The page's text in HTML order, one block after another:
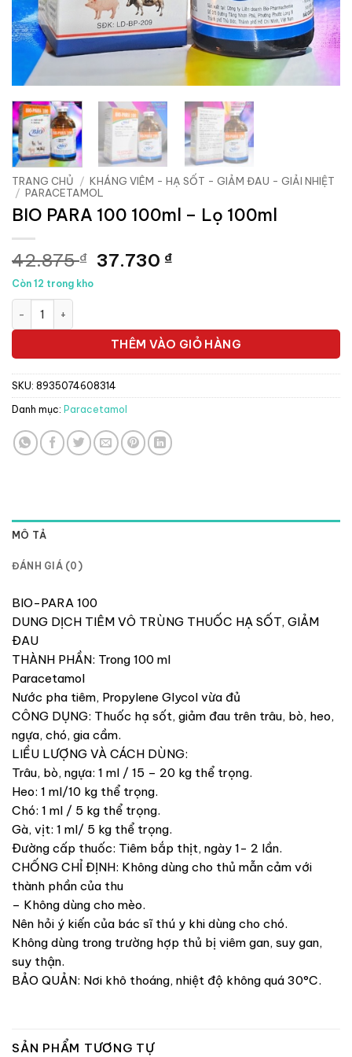
TRANG CHỦ / KHÁNG VIÊM - HẠ SỐT - GIẢM ĐAU - GIẢI NHIỆT
/ PARACETAMOL
BIO PARA 100 100ml – Lọ 100ml
42.875₫ Giá
37.730 ₫Giá
37.730 ₫.
Còn 12 trong kho
THÊM VÀO GIỎ HÀNG
SKU: 8935074608314
Danh mục: Paracetamol
MÔ TẢ
ĐÁNH GIÁ (0)
BIO-PARA 100
DUNG DỊCH TIÊM VÔ TRÙNG THUỐC HẠ SỐT, GIẢM
ĐAU
THÀNH PHẦN: Trong 100 ml
Paracetamol
Nước pha tiêm, Propylene Glycol vừa đủ
CÔNG DỤNG: Thuốc hạ sốt, giảm đau trên trâu, bò, heo,
ngựa, chó, gia cầm.
LIỀU LƯỢNG VÀ CÁCH DÙNG:
Trâu, bò, ngựa: 1 ml / 15 – 20 kg thể trọng.
Heo: 1 ml/10 kg thể trọng.
Chó: 1 ml / 5 kg thể trọng.
Gà, vịt: 1 ml/ 5 kg thể trọng.
Đường cấp thuốc: Tiêm bắp thịt, ngày 1- 2 lần.
CHỐNG CHỈ ĐỊNH: Không dùng cho thủ mẫn cảm với
thành phần của thu
– Không dùng cho mèo.
Nên hỏi ý kiến của bác sĩ thú y khi dùng cho chó.
Không dùng trong trường hợp thủ bị viêm gan, suy gan,
suy thận.
BẢO QUẢN: Nơi khô thoáng, nhiệt độ không quá 30°C.
SẢN PHẨM TƯƠNG TỰ